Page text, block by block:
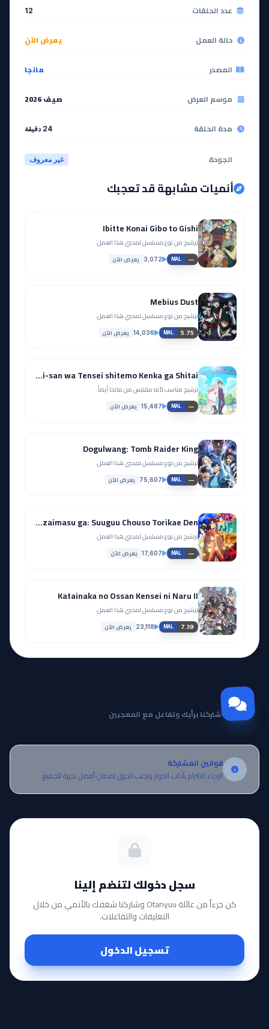
عدد الحلقات 12
حالة العمل يعرض الآن
المصدر مانجا
موسم العرض صيف 2026
مدة الحلقة 24 دقيقة
الجودة غير معروف
أنميات مشابهة قد تعجبك
Ibitte Konai Gibo to Gishi
ترشيح من نوع مسلسل لمحبي هذا العمل.
MAL —
3,072 يعرض الآن
Mebius Dust
ترشيح من نوع مسلسل لمحبي هذا العمل.
MAL 5.75
14,036 يعرض الآن
Hanaori-san wa Tensei shitemo Kenka ga Shitai
ترشيح مناسب لأنه مقتبس من مانجا أيضاً.
MAL —
15,487 يعرض الآن
Dogulwang: Tomb Raider King
ترشيح من نوع مسلسل لمحبي هذا العمل.
MAL —
75,607 يعرض الآن
Futsutsuka na Akujo dewa Gozaimasu ga: Suuguu Chouso Torikae Den
ترشيح من نوع مسلسل لمحبي هذا العمل.
MAL —
17,607 يعرض الآن
Katainaka no Ossan Kensei ni Naru II
ترشيح من نوع مسلسل لمحبي هذا العمل.
MAL 7.39
23,118 يعرض الآن
مجتمع Otanyuu
شاركنا برأيك وتفاعل مع المعجبين
قوانين المشاركة
الرجاء الالتزام بآداب الحوار وتجنب الحرق لضمان أفضل تجربة للجميع.
سجل دخولك لتنضم إلينا
كن جزءاً من عائلة Otanyuu وشاركنا شغفك بالأنمي من خلال
التعليقات والتفاعلات.
تسجيل الدخول